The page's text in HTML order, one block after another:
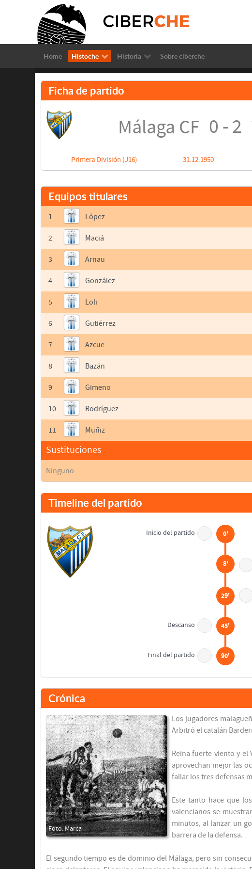
Home Histoche Historia Sobre ciberche
Ficha de partido
Málaga CF 0 - 2
Primera División (J16) 31.12.1950
Equipos titulares
1 López
2 Maciá
3 Arnau
4 González
5 Loli
6 Gutiérrez
7 Azcue
8 Bazán
9 Gimeno
10 Rodríguez
11 Muñiz
Sustituciones
Ninguno
Timeline del partido
Inicio del partido 0'
8'
29'
Descanso 45'
Final del partido 90'
Crónica
Los jugadores
Arbitró el catalán
Reina fuerte viento y el
aprovechan mejor las
fallar los tres defensas
Este tanto hace que
valencianos se
minutos, al lanzar un
barrera de la defensa.
El segundo tiempo es de dominio del Málaga, pero sin